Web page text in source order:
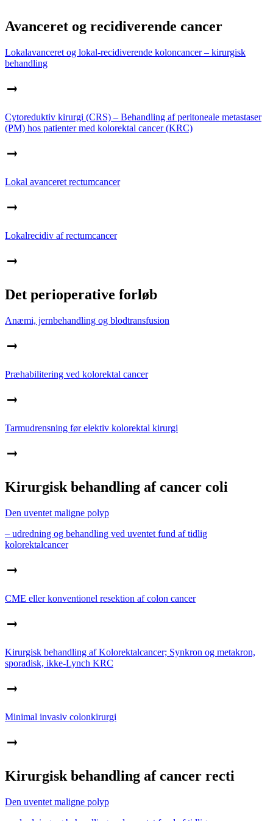
Avanceret og recidiverende cancer
Lokalavanceret og lokal-recidiverende koloncancer – kirurgisk
behandling
Cytoreduktiv kirurgi (CRS) – Behandling af peritoneale metastaser
(PM) hos patienter med kolorektal cancer (KRC)
Lokal avanceret rectumcancer
Lokalrecidiv af rectumcancer
Det perioperative forløb
Anæmi, jernbehandling og blodtransfusion
Præhabilitering ved kolorektal cancer
Tarmudrensning før elektiv kolorektal kirurgi
Kirurgisk behandling af cancer coli
Den uventet maligne polyp
– udredning og behandling ved uventet fund af tidlig
kolorektalcancer
CME eller konventionel resektion af colon cancer
Kirurgisk behandling af Kolorektalcancer; Synkron og metakron,
sporadisk, ikke-Lynch KRC
Minimal invasiv colonkirurgi
Kirurgisk behandling af cancer recti
Den uventet maligne polyp